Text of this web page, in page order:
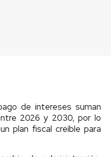
de intereses suman
2026 y 2030, por lo
plan fiscal creíble para